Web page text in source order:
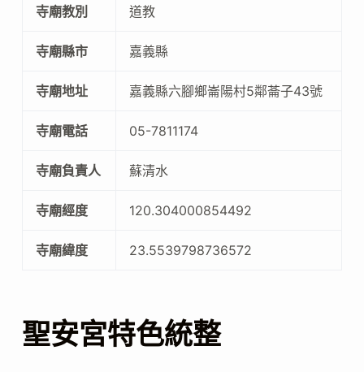
寺廟教別 道教
寺廟縣市 嘉義縣
寺廟地址 嘉義縣六腳鄉崙陽村5鄰菕子43號
寺廟電話 05-7811174
寺廟負責人 蘇清水
寺廟經度 120.304000854492
寺廟緯度 23.5539798736572
聖安宮特色統整